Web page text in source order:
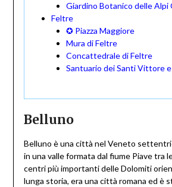
Giardino Botanico delle Alpi
Feltre
✪ Piazza Maggiore
Mura di Feltre
Concattedrale di Feltre
Santuario dei Santi Vittore
Belluno
Belluno è una città nel Veneto
in una valle formata dal fiume Piave tra
centri più importanti delle Dolomiti
lunga storia, era una città romana ed è